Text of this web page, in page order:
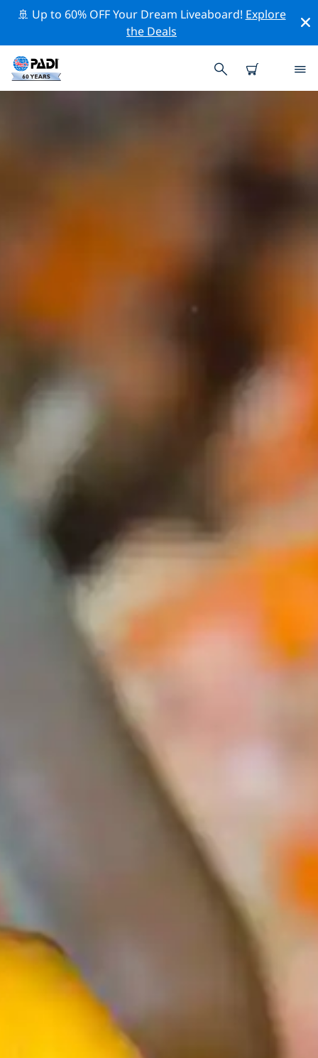
🚢 Up to 60% OFF Your Dream Liveaboard! Explore
the Deals